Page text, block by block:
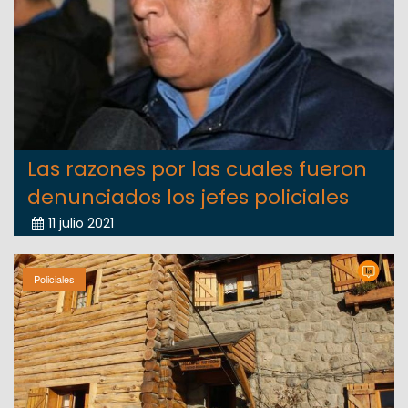
Las razones por las cuales fueron
denunciados los jefes policiales
11 julio 2021
Policiales